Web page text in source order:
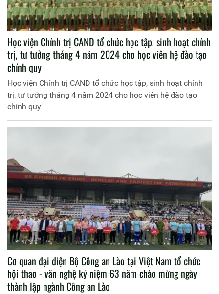
Học viện Chính trị CAND tổ chức học tập, sinh hoạt chính
trị, tư tưởng tháng 4 năm 2024 cho học viên hệ đào tạo
chính quy
Học viện Chính trị CAND tổ chức học tập, sinh hoạt chính
trị, tư tưởng tháng 4 năm 2024 cho học viên hệ đào tạo
chính quy
Cơ quan đại diện Bộ Công an Lào tại Việt Nam tổ chức
hội thao - văn nghệ kỷ niệm 63 năm chào mừng ngày
thành lập ngành Công an Lào